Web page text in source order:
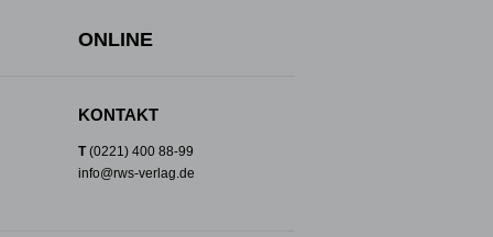
ONLINE
KONTAKT
T(0221) 400 88-99
info@rws-verlag.de